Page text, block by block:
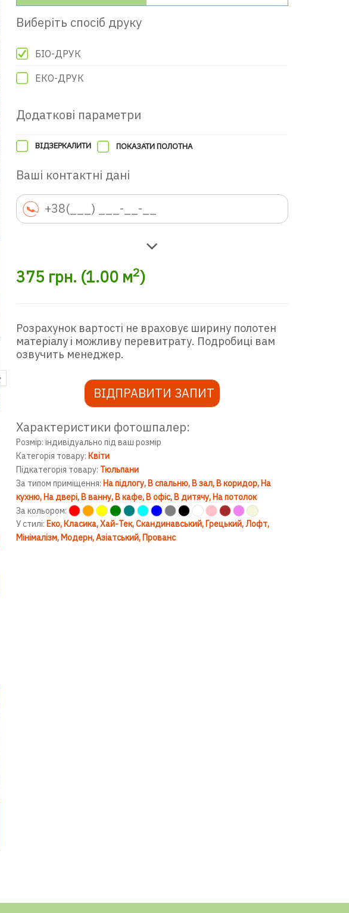
Виберіть спосіб друку
БІО-ДРУК
ЕКО-ДРУК
Додаткові параметри
ВІДЗЕРКАЛИТИ ПОКАЗАТИ ПОЛОТНА
Ваші контактні дані
375 грн. (1.00м2)
Розрахунок вартості не враховує ширину полотен
матеріалу і можливу перевитрату. Подробиці вам
озвучить менеджер.
ВІДПРАВИТИ ЗАПИТ
Характеристики фотошпалер:
Розмір: індивідуально під ваш розмір
Категорія товару: Квіти
Підкатегорія товару: Тюльпани
За типом приміщення: На підлогу В спальню В зал В коридор На
кухню На двері В ванну В кафе В офіс В дитячу На потолок
За кольором:
У стилі: Еко Класика Хай-Тек Скандинавський Грецький Лофт
Мінімалізм Модерн Азіатський Прованс